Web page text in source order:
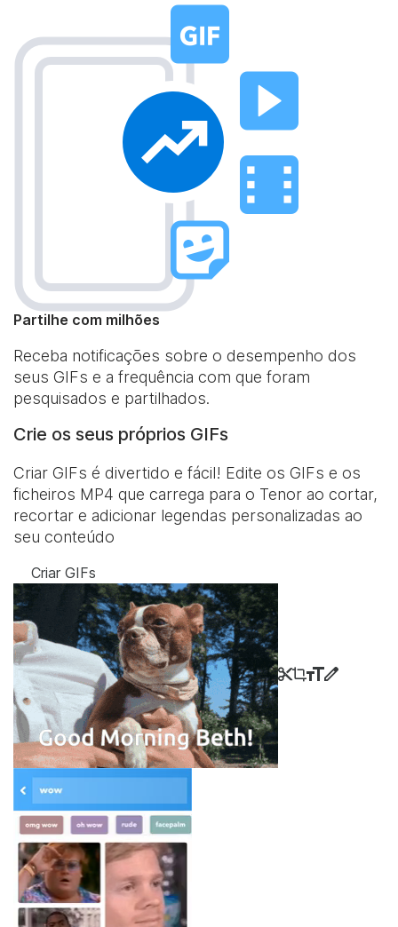
Partilhe com milhões
Receba notificações sobre o desempenho dos
seus GIFs e a frequência com que foram
pesquisados e partilhados.
Crie os seus próprios GIFs
Criar GIFs é divertido e fácil! Edite os GIFs e os
ficheiros MP4 que carrega para o Tenor ao cortar,
recortar e adicionar legendas personalizadas ao
seu conteúdo
Criar GIFs